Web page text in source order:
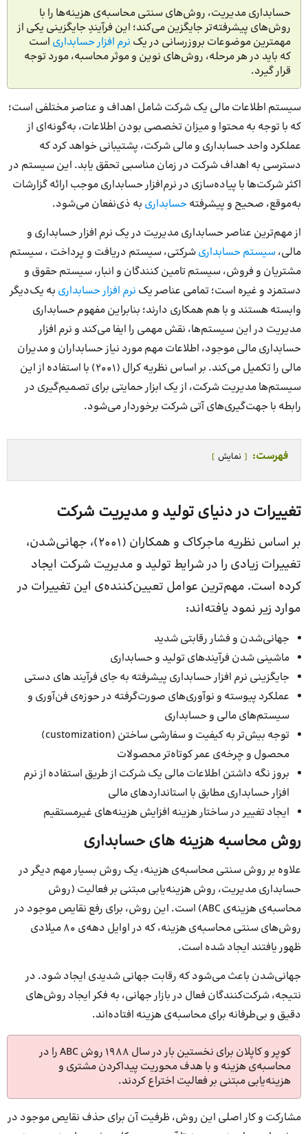
حسابداری مدیریت، روش‌های سنتی محاسبه‌ی هزینه‌ها را با
روش‌های پیشرفته‌تر جایگزین می‌کند؛ این فرآیندِ جایگزینی یکی از
مهمترین موضوعات بروزرسانی در یک نرم افزار حسابداری است
که باید در هر مرحله، روش‌های نوین و موثر محاسبه، مورد توجه
قرار گیرد.
سیستم اطلاعات مالی یک شرکت شامل اهداف و عناصر مختلفی است؛
که با توجه به محتوا و میزان تخصصی بودن اطلاعات، به‌گونه‌ای از
عملکرد واحد حسابداری و مالی شرکت، پشتیبانی خواهد کرد که
دسترسی به اهداف شرکت در زمان مناسبی تحقق یابد. این سیستم در
اکثر شرکت‌ها با پیاده‌سازی در نرم‌افزار حسابداری موجب ارائه گزارشات
به‌موقع، صحیح و پیشرفتهحسابداری به ذی‌نفعان می‌شود.
از مهم‌ترین عناصر حسابداری مدیریت در یک نرم افزار حسابداری و
مالی،سیستم حسابداریشرکتی، سیستم دریافت و پرداخت ، سیستم
مشتریان و فروش، سیستم تامین کنندگان و انبار، سیستم حقوق و
دستمزد و غیره است؛ تمامی عناصر یک نرم افزار حسابداری به یک‌دیگر
وابسته هستند و با هم همکاری دارند؛ بنابراین مفهوم حسابداری
مدیریت در این سیستم‌ها، نقش مهمی را ایفا می‌کند و نرم افزار
حسابداری مالی موجود، اطلاعات مهم مورد نیاز حسابداران و مدیران
مالی را تکمیل می‌کند. بر اساس نظریه کرال (2001) با استفاده از این
سیستم‌ها مدیریت شرکت، از یک ابزار حمایتی برای تصمیم‌گیری در
رابطه با جهت‌گیری‌های آتی شرکت برخوردار می‌شود.
فهرست: نمایش
تغییرات در دنیای تولید و مدیریت شرکت
بر اساس نظریه ماجرکاک و همکاران (2001)، جهانی‌شدن،
تغییرات زیادی را در شرایط تولید و مدیریت شرکت ایجاد
کرده است. مهم‌ترین عوامل تعیین‌کننده‌ی این تغییرات در
موارد زیر نمود یافته‌اند:
جهانی‌شدن و فشار رقابتی شدید
ماشینی شدن فرآیندهای تولید و حسابداری
جایگزینی نرم افزار حسابداری پیشرفته به جای فرآیند های دستی
عملکرد پیوسته و‌ نوآوری‌های صورت‌گرفته در حوزه‌ی فن‌آوری و
سیستم‌های مالی و حسابداری
توجه بیش‌تر به کیفیت و سفارشی‌ ساختن (customization)
محصول و چرخه‌ی عمر کوتاه‌تر محصولات
بروز نگه داشتن اطلاعات مالی یک شرکت از طریق استفاده از نرم
افزار حسابداری مطابق با استانداردهای مالی
ایجاد تغییر در ساختار هزینه افزایش هزینه‌های غیرمستقیم
روش محاسبه هزینه های حسابداری
علاوه بر روش سنتی محاسبه‌ی هزینه، یک روش بسیار مهم دیگر در
حسابداری مدیریت، روش هزینه‌یابی مبتنی بر فعالیت (روش
محاسبه‌ی هزینه‌ی ABC) است. این روش، برای رفع نقایص موجود در
روش‌های سنتی محاسبه‌ی هزینه، که در اوایل دهه‌ی 80 میلادی
ظهور یافتند ایجاد شده است.
جهانی‌شدن باعث می‌شود که رقابت جهانی شدیدی ایجاد شود. در
نتیجه، شرکت‌کنندگان فعال در بازار جهانی، به فکر ایجاد روش‌های
دقیق‌ و بی‌طرفانه‌ برای محاسبه‌ی هزینه افتاده‌اند.
کوپر و کاپلان برای نخستین بار در سال 1988 روش ABC را در
محاسبه‌ی هزینه و با هدف محوریت پیداکردن مشتری و
هزینه‌یابی مبتنی بر فعالیت اختراع کردند.
مشارکت و کار اصلی این روش، ظرفیت آن برای حذف نقایص موجود در